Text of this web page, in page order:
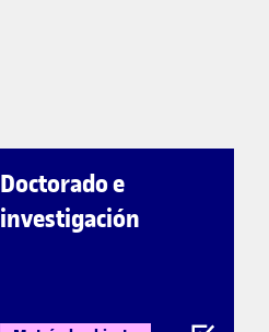
Doctorado e
investigación